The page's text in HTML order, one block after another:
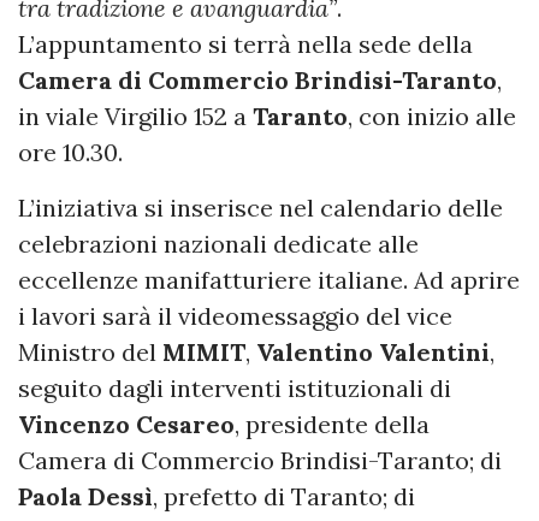
tra tradizione e avanguardia”.
L’appuntamento si terrà nella sede della
Camera di Commercio Brindisi-Taranto,
in viale Virgilio 152 a Taranto, con inizio alle
ore 10.30.
L’iniziativa si inserisce nel calendario delle
celebrazioni nazionali dedicate alle
eccellenze manifatturiere italiane. Ad aprire
i lavori sarà il videomessaggio del vice
Ministro del MIMIT, Valentino Valentini,
seguito dagli interventi istituzionali di
Vincenzo Cesareo, presidente della
Camera di Commercio Brindisi-Taranto; di
Paola Dessì, prefetto di Taranto; di